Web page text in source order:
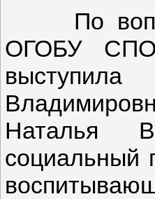
По
ОГОБУ СПО
Наталья
социальный